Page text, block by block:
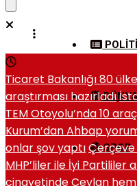
SPOR
Ticaret Bakanlığı 80
araştırması hazırladı
TEM Otoyolu’nda 10
Kurum’dan Ahbap
onlar şov yaptıÇerçeve
MHP’liler ile İyi Partililer
cinayetinde Ceylan